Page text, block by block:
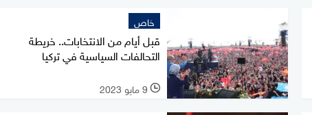
خاص
قبل أيام من الانتخابات.. خريطة
التحالفات السياسية في تركيا
l 9 مايو 2023